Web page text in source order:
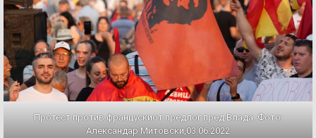
Протест против францускиот предлог пред Влада. Фото:
Александар Митовски,03.06.2022